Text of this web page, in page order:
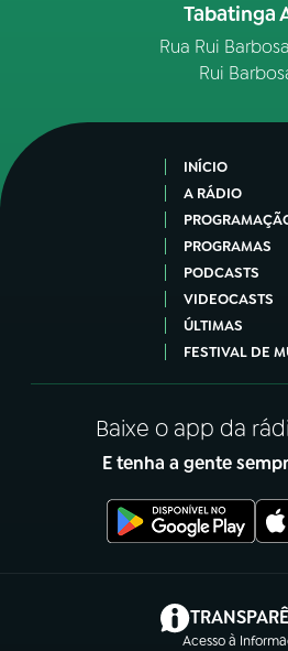
Tabatinga
Rua Rui
Rui
INÍCIO
A RÁDIO
PROGRAMAS
PODCASTS
VIDEOCASTS
ÚLTIMAS
FESTIVAL DE
Baixe o app da
E tenha a gente
Acesso à